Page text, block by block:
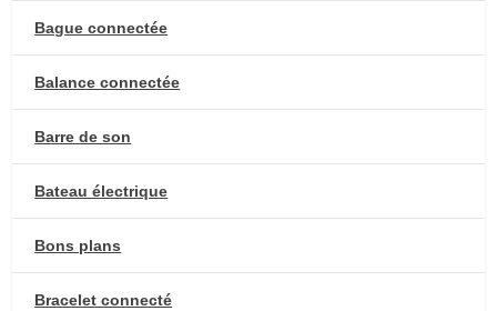
Bague connectée
Balance connectée
Barre de son
Bateau électrique
Bons plans
Bracelet connecté